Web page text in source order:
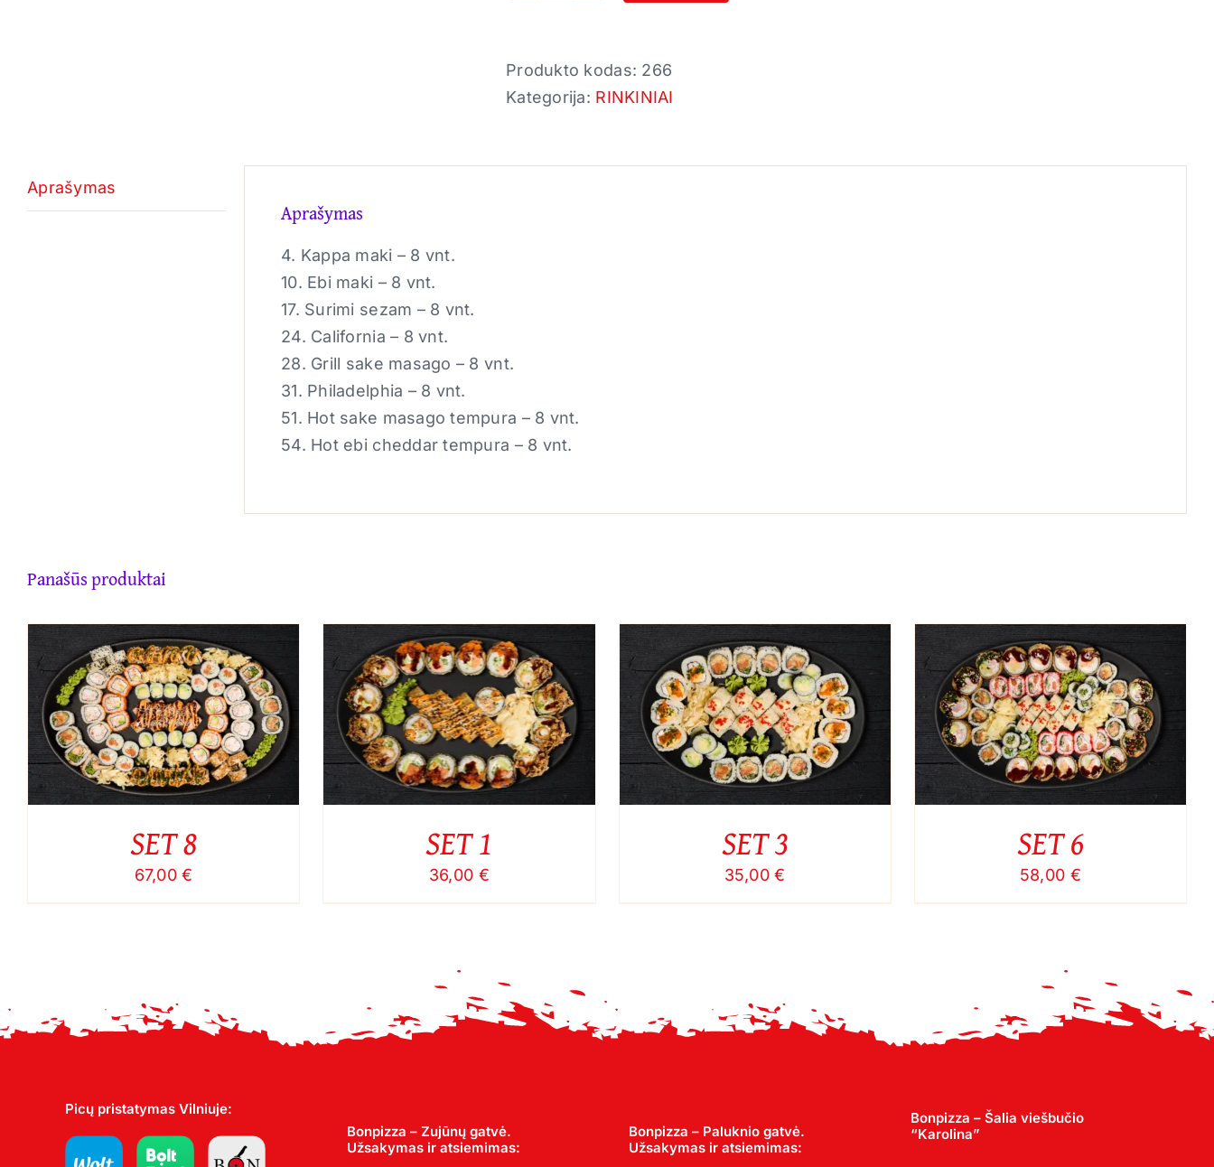
7
Produkto kodas: 266
Kategorija: RINKINIAI
Aprašymas
Aprašymas
4. Kappa maki – 8 vnt.
10. Ebi maki – 8 vnt.
17. Surimi sezam – 8 vnt.
24. California – 8 vnt.
28. Grill sake masago – 8 vnt.
31. Philadelphia – 8 vnt.
51. Hot sake masago tempura – 8 vnt.
54. Hot ebi cheddar tempura – 8 vnt.
Panašūs produktai
SET 8
67,00€
Į KREPŠELĮ / QUICK VIEW
SET 1
36,00 €
Į KREPŠELĮ / QUICK VIEW
SET 3
35,00€
Į KREPŠELĮ / QUICK VIEW
SET 6
58,00 €
Picų pristatymas Vilniuje:
Bonpizza – Zujūnų gatvė.
Užsakymas ir atsiemimas:
Bonpizza – Paluknio gatvė.
Užsakymas ir atsiemimas:
Bonpizza – Šalia viešbučio
“Karolina”